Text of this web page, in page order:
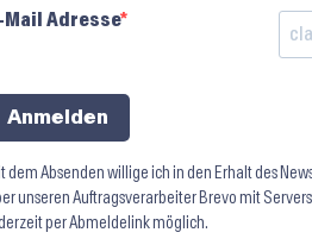
Mail Adresse
Anmelden
dem Absenden willige ich in den Erhalt des
unseren Auftragsverarbeiter Brevo mit
per Abmeldelink möglich.